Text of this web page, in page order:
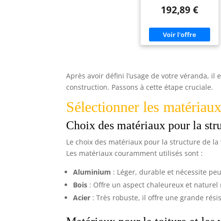
bibliothèque pour
Home Office et
Ce bureau en forme de L
que ce soit dans un
angle ou au centre.
【Rangement Spacieux】
fermés. Cet espace
organisé est idéal pour
ranger vos dossiers,
manière ordonnée.
【Construction
Robuste】Fabriqué en
MDF avec des plateaux
mobilier offre une
excellente solidité. Sa
de l'utilisation
quotidienne. 【Fixation
Murale】Une attache
anti-basculement est
intégrée pour garantir
meuble. Elle permet
192,89 €
Après avoir défini l’usage de votre véranda,
construction. Passons à cette étape cruciale.
Sélectionner les
Choix des matériaux pour la
Le choix des matériaux pour la structure de
Les matériaux couramment utilisés sont :
Aluminium : Léger, durable et nécessite
Bois : Offre un aspect chaleureux et
Acier : Très robuste, il offre une grande